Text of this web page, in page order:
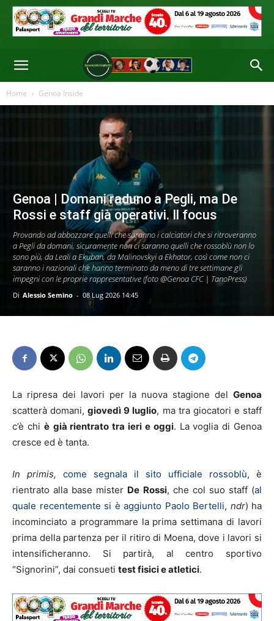
Home Genoa Inside
Genoa | Domani raduno a Pegli, ma De
Rossi e staff già operativi. Il focus
Provando ad abbozzare quelli che saranno i calciatori che si ritroveranno
a Pegli da domani, sicuramente non ci saranno quelli che rossoblù non lo
sono più, da Leali a Ekuban, da Malinovskyi a Ekhator, così come non ci
saranno i nazionali che hanno terminato da meno di tre settimane gli
impegni con le proprie rappresentative (foto @Genoa CFC | TanoPress)
Di Alessio Semino - 08 Lug 2026 14:45
La ripresa dei lavori per la nuova stagione del Genoa
scatterà domani,giovedì 9 luglio, ma tra giocatori e staff
c’è chi è già rientrato tra ieri e oggi. La voglia di Genoa
cresce ed è tanta.
In primis, come segnala il sito ufficiale rossoblù, è
rientrato alla base mister De Rossi, che col suo staff (al
quale recentemente si è aggiunto Paolo Bertelli, ndr) ha
incominciato a programmare la prima settimana di lavori
prima della partenza per il ritiro di Moena, dove i lavori si
intensificheranno. Si partirà, al centro sportivo
“Signorini”, dai consueti test fisici e atletici.